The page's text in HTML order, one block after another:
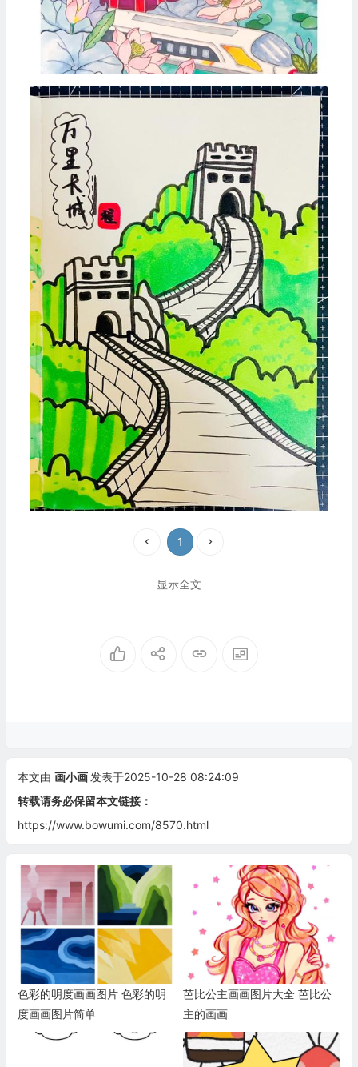
1
显示全文
本文由 画小画 发表于2025-10-28 08:24:09
转载请务必保留本文链接：
https://www.bowumi.com/8570.html
色彩的明度画画图片 色彩的明
度画画图片简单
芭比公主画画图片大全 芭比公
主的画画